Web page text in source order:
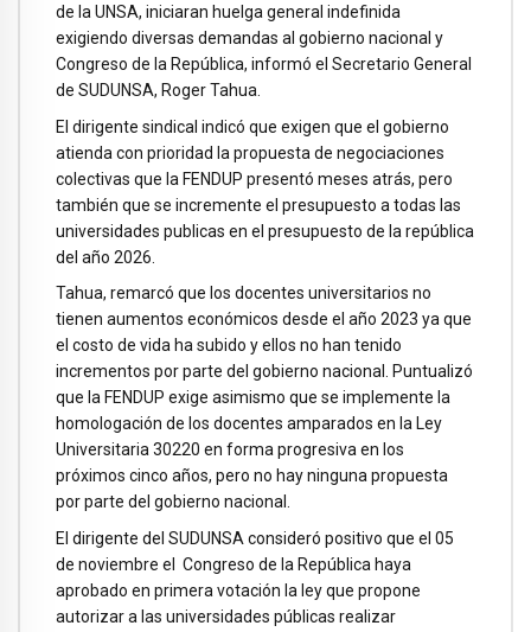
de la UNSA, iniciaran huelga general indefinida
exigiendo diversas demandas al gobierno nacional y
Congreso de la República, informó el Secretario General
de SUDUNSA, Roger Tahua.
El dirigente sindical indicó que exigen que el gobierno
atienda con prioridad la propuesta de negociaciones
colectivas que la FENDUP presentó meses atrás, pero
también que se incremente el presupuesto a todas las
universidades publicas en el presupuesto de la república
del año 2026.
Tahua, remarcó que los docentes universitarios no
tienen aumentos económicos desde el año 2023 ya que
el costo de vida ha subido y ellos no han tenido
incrementos por parte del gobierno nacional. Puntualizó
que la FENDUP exige asimismo que se implemente la
homologación de los docentes amparados en la Ley
Universitaria 30220 en forma progresiva en los
próximos cinco años, pero no hay ninguna propuesta
por parte del gobierno nacional.
El dirigente del SUDUNSA consideró positivo que el 05
de noviembre el Congreso de la República haya
aprobado en primera votación la ley que propone
autorizar a las universidades públicas realizar